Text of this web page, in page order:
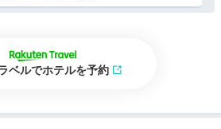
ベルでホテルを予約